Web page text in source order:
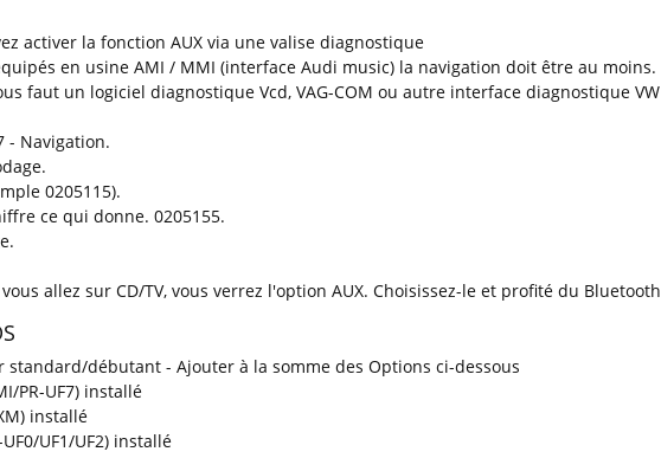
activer la fonction AUX via une valise diagnostique
en usine AMI / MMI (interface Audi music) la navigation doit être au moins.
faut un logiciel diagnostique Vcd, VAG-COM ou autre interface diagnostique VW
- Navigation.
0205115).
ce qui donne. 0205155.
allez sur CD/TV, vous verrez l'option AUX. Choisissez-le et profité du
standard/débutant - Ajouter à la somme des Options ci-dessous
PR-UF7) installé
installé
UF1/UF2) installé